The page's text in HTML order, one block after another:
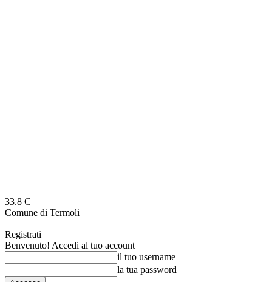
33.8 C
Comune di Termoli
Registrati
Benvenuto! Accedi al tuo account
il tuo username
la tua password